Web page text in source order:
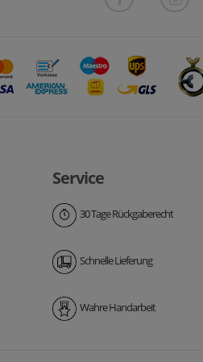
Service
30 Tage Rückgaberecht
Schnelle Lieferung
Wahre Handarbeit